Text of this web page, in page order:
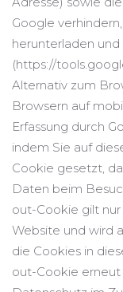
Google
herunterladen und
(https://
Alternativ zum
Browsern auf
Erfassung durch
indem Sie auf
Cookie gesetzt,
Daten beim
out-Cookie gilt
Website und wird
die Cookies in
out-Cookie